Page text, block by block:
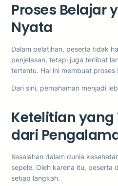
Proses Belajar
Nyata
Dalam pelatihan, peserta tidak
penjelasan, tetapi juga terlibat
tertentu. Hal ini membuat
Dari sini, pemahaman menjadi
Ketelitian yang
dari
Kesalahan dalam dunia
sepele. Oleh karena itu, peserta
setiap langkah.